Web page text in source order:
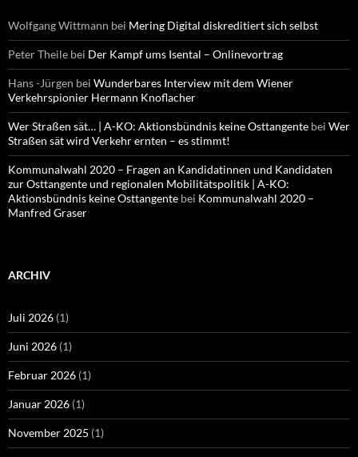
Wolfgang Wittmann bei Mering Digital diskreditiert sich selbst
Peter Theile bei Der Kampf ums Isental – Onlinevortrag
Hans -Jürgen bei Wunderbares Interview mit dem Wiener
Verkehrspionier Hermann Knoflacher
Wer Straßen sät… | A-KO: Aktionsbündnis keine Osttangente bei Wer
Straßen sät wird Verkehr ernten – es stimmt!
Kommunalwahl 2020 – Fragen an Kandidatinnen und Kandidaten
zur Osttangente und regionalen Mobilitätspolitik | A-KO:
Aktionsbündnis keine Osttangente bei Kommunalwahl 2020 –
Manfred Graser
ARCHIV
Juli 2026 (1)
Juni 2026 (1)
Februar 2026 (1)
Januar 2026 (1)
November 2025 (1)